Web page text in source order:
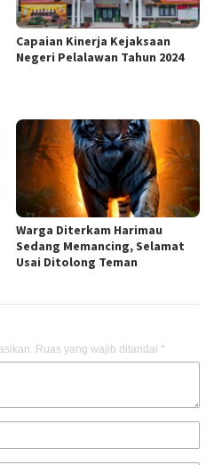
Capaian Kinerja Kejaksaan
Negeri Pelalawan Tahun 2024
Warga Diterkam Harimau
Sedang Memancing, Selamat
Usai Ditolong Teman
Ruas yang wajib ditandai *